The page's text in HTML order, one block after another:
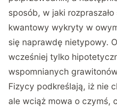
sposób, w jaki rozpraszało
kwantowy wykryty w
się naprawdę nietypowy.
wcześniej tylko
wspomnianych
Fizycy podkreślają, iż nie
ale wciąż mowa o czymś,